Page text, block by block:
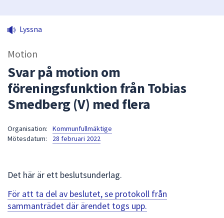
sökförslag
att
att
navigera
mellan
Lyssna
Motion
Svar på motion om
föreningsfunktion från Tobias
Smedberg (V) med flera
Organisation:
Kommunfullmäktige
Mötesdatum:
28 februari 2022
Det här är ett beslutsunderlag.
För att ta del av beslutet, se protokoll från
sammanträdet där ärendet togs upp.